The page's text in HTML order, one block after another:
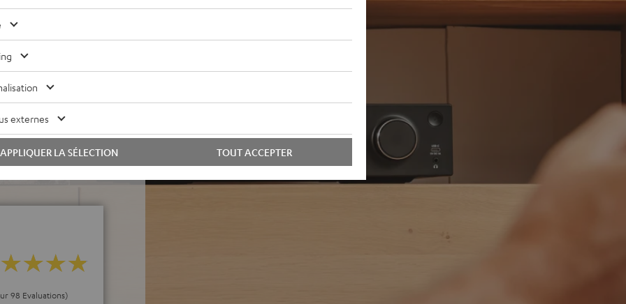
de haut-parleur inclus (2 x
homogène.
à une installation en
restitution précise et
des aigus haute
satinée et grilles en tissu
98 Evaluations)
externes
TOUT ACCEPTER
APPLIQUER LA SÉLECTION